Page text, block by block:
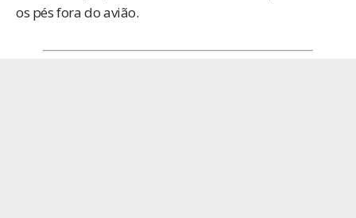
os pés fora do avião.